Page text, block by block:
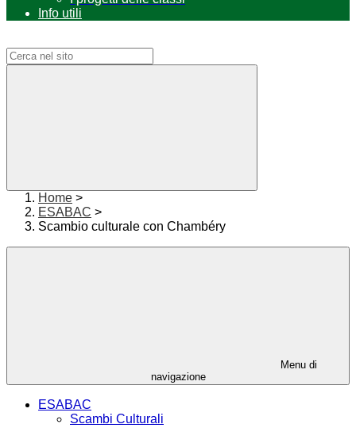
Info utili
Home >
ESABAC >
Scambio culturale con Chambéry
Menu di
navigazione
ESABAC
Scambi Culturali